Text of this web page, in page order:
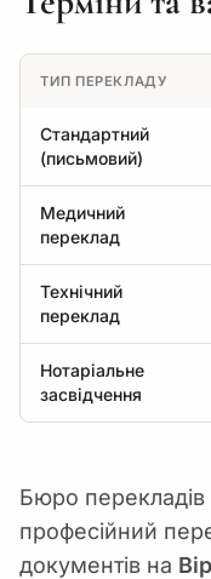
ТИП ПЕРЕКЛАДУ
Стандартний
(письмовий)
Медичний
переклад
Технічний
переклад
Нотаріальне
засвідчення
Бюро
професійний
документів на